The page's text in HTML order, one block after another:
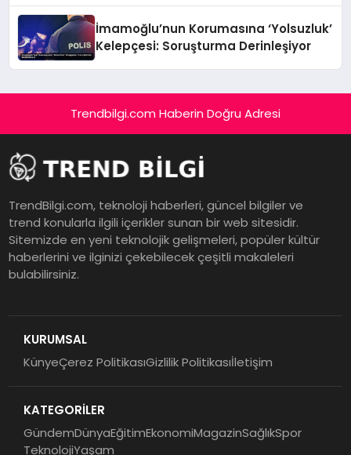
İmamoğlu’nun Korumasına ‘Yolsuzluk’
Kelepçesi: Soruşturma Derinleşiyor
Trendbilgi.com Haberin Doğru Adresi
TrendBilgi.com, teknoloji haberleri, güncel bilgiler ve
trend konularla ilgili içerikler sunan bir web sitesidir.
Sitemizde en yeni teknolojik gelişmeleri, popüler kültür
haberlerini ve ilginizi çekebilecek çeşitli makaleleri
bulabilirsiniz.
KURUMSAL
KünyeÇerez PolitikasıGizlilik Politikasıİletişim
KATEGORİLER
GündemDünyaEğitimEkonomiMagazinSağlıkSpor
TeknolojiYaşam